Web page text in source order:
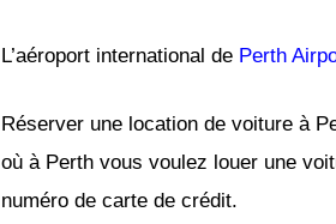
L’aéroport international de Perth
Réserver une location de voiture à
où à Perth vous voulez louer une
numéro de carte de crédit.